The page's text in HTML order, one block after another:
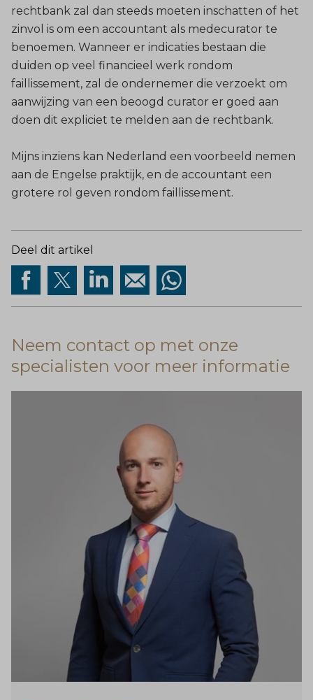
rechtbank zal dan steeds moeten inschatten of het
zinvol is om een accountant als medecurator te
benoemen. Wanneer er indicaties bestaan die
duiden op veel financieel werk rondom
faillissement, zal de ondernemer die verzoekt om
aanwijzing van een beoogd curator er goed aan
doen dit expliciet te melden aan de rechtbank.
Mijns inziens kan Nederland een voorbeeld nemen
aan de Engelse praktijk, en de accountant een
grotere rol geven rondom faillissement.
Deel dit artikel
Neem contact op met onze
specialisten voor meer informatie